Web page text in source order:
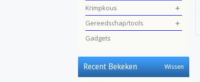
Krimpkous
Gereedschap/tools
Gadgets
Recent Bekeken Wissen